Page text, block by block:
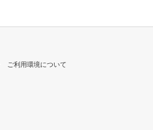
ご利用環境について